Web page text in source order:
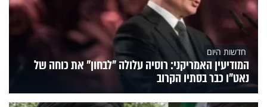
חדשות היום
המודיעין האמריקני: רוסיה עלולה "לבחון" את כוחה של
נאט"ו כבר בסתיו הקרוב